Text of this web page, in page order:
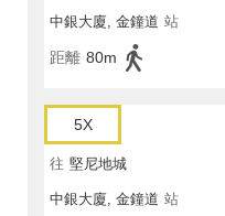
中銀大廈, 金鐘道 站
距離 80m
5X
往 堅尼地城
中銀大廈, 金鐘道 站